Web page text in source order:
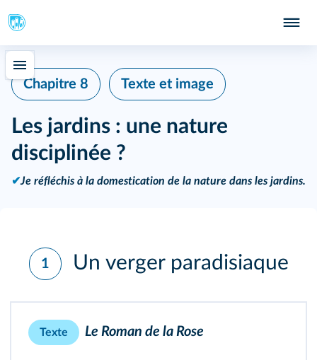
Chapitre 8 Texte et image
Les jardins : une nature
disciplinée ?
✔Je réfléchis à la domestication de la nature dans les jardins.
1 Un verger paradisiaque
Texte Le Roman de la Rose